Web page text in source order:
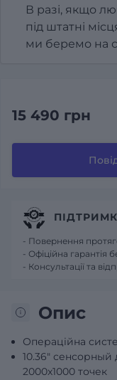
В разі, якщо
під штатні
ми беремо на
15 490 грн
Опис
Операційна
10.36"
2000x1000 точек
- Повернення
- Офіційна гарантія
- Консультації та